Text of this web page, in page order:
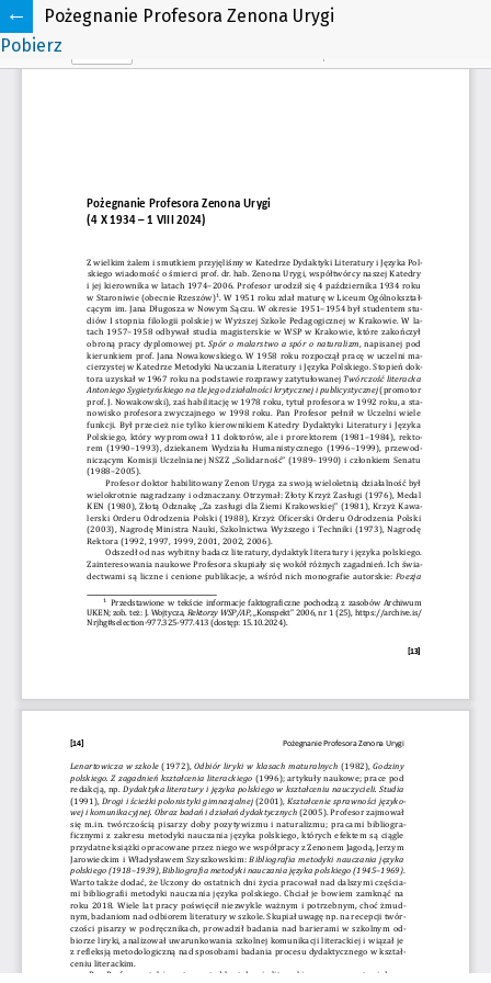
Pożegnanie Profesora Zenona Urygi
Pobierz